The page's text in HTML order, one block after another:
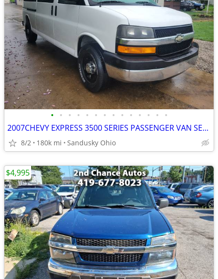
• • • • • • • • • • • • • •
2007CHEVY EXPRESS 3500 SERIES PASSENGER VAN SEATS 14
8/2 180k mi Sandusky Ohio
$4,995